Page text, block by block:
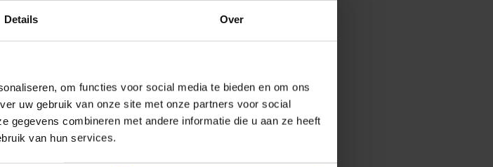
Details Over
om functies voor social media te bieden en om ons
uw gebruik van onze site met onze partners voor social
gegevens combineren met andere informatie die u aan ze heeft
van hun services.